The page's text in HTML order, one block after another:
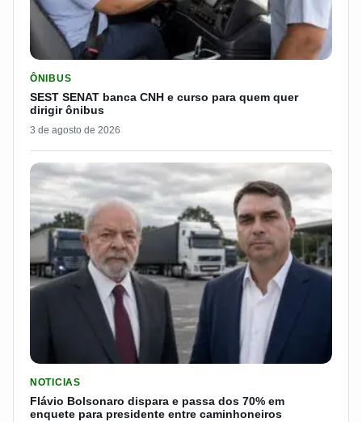
ÔNIBUS
SEST SENAT banca CNH e curso para quem quer
dirigir ônibus
3 de agosto de 2026
NOTICIAS
Flávio Bolsonaro dispara e passa dos 70% em
enquete para presidente entre caminhoneiros